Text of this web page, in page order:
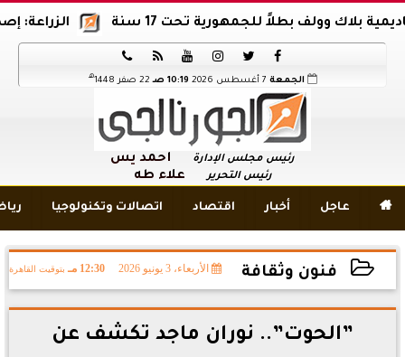
الزراعة: إصدار 12 ألف موافقة وتصريح بالمبيدات خلال 6 شهور وولف بطلاً للجمهورية تحت 17 سنة






الجمعة 10:19 صـ 22 صفر 1448 هـ
رئيس مجلس الإدارة أحمد يس
رئيس التحرير علاء طه
 عاجل أخبار اقتصاد اتصالات وتكنولوجيا
فنون وثقافة الأربعاء، 3 يونيو 2026 12:30 مـ بتوقيت القاهرة
2026-06-03 12:30:33
”الحوت”.. نوران ماجد تكشف عن